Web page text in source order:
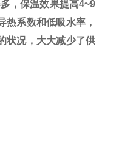
，保温效果提高4~9
热系数和低吸水率，
状况，大大减少了供